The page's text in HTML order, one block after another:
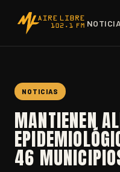
NOTICIAS
MANTIENEN
46